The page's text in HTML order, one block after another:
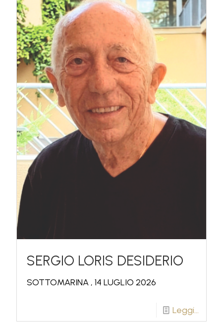
SERGIO LORIS DESIDERIO
SOTTOMARINA , 14 LUGLIO 2026
Leggi...